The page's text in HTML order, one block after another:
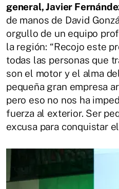
general, Javier
de manos de David
orgullo de un equipo
la región: “Recojo este
todas las personas que
son el motor y el alma
pequeña gran empresa
pero eso no nos ha
fuerza al exterior. Ser
excusa para conquistar el